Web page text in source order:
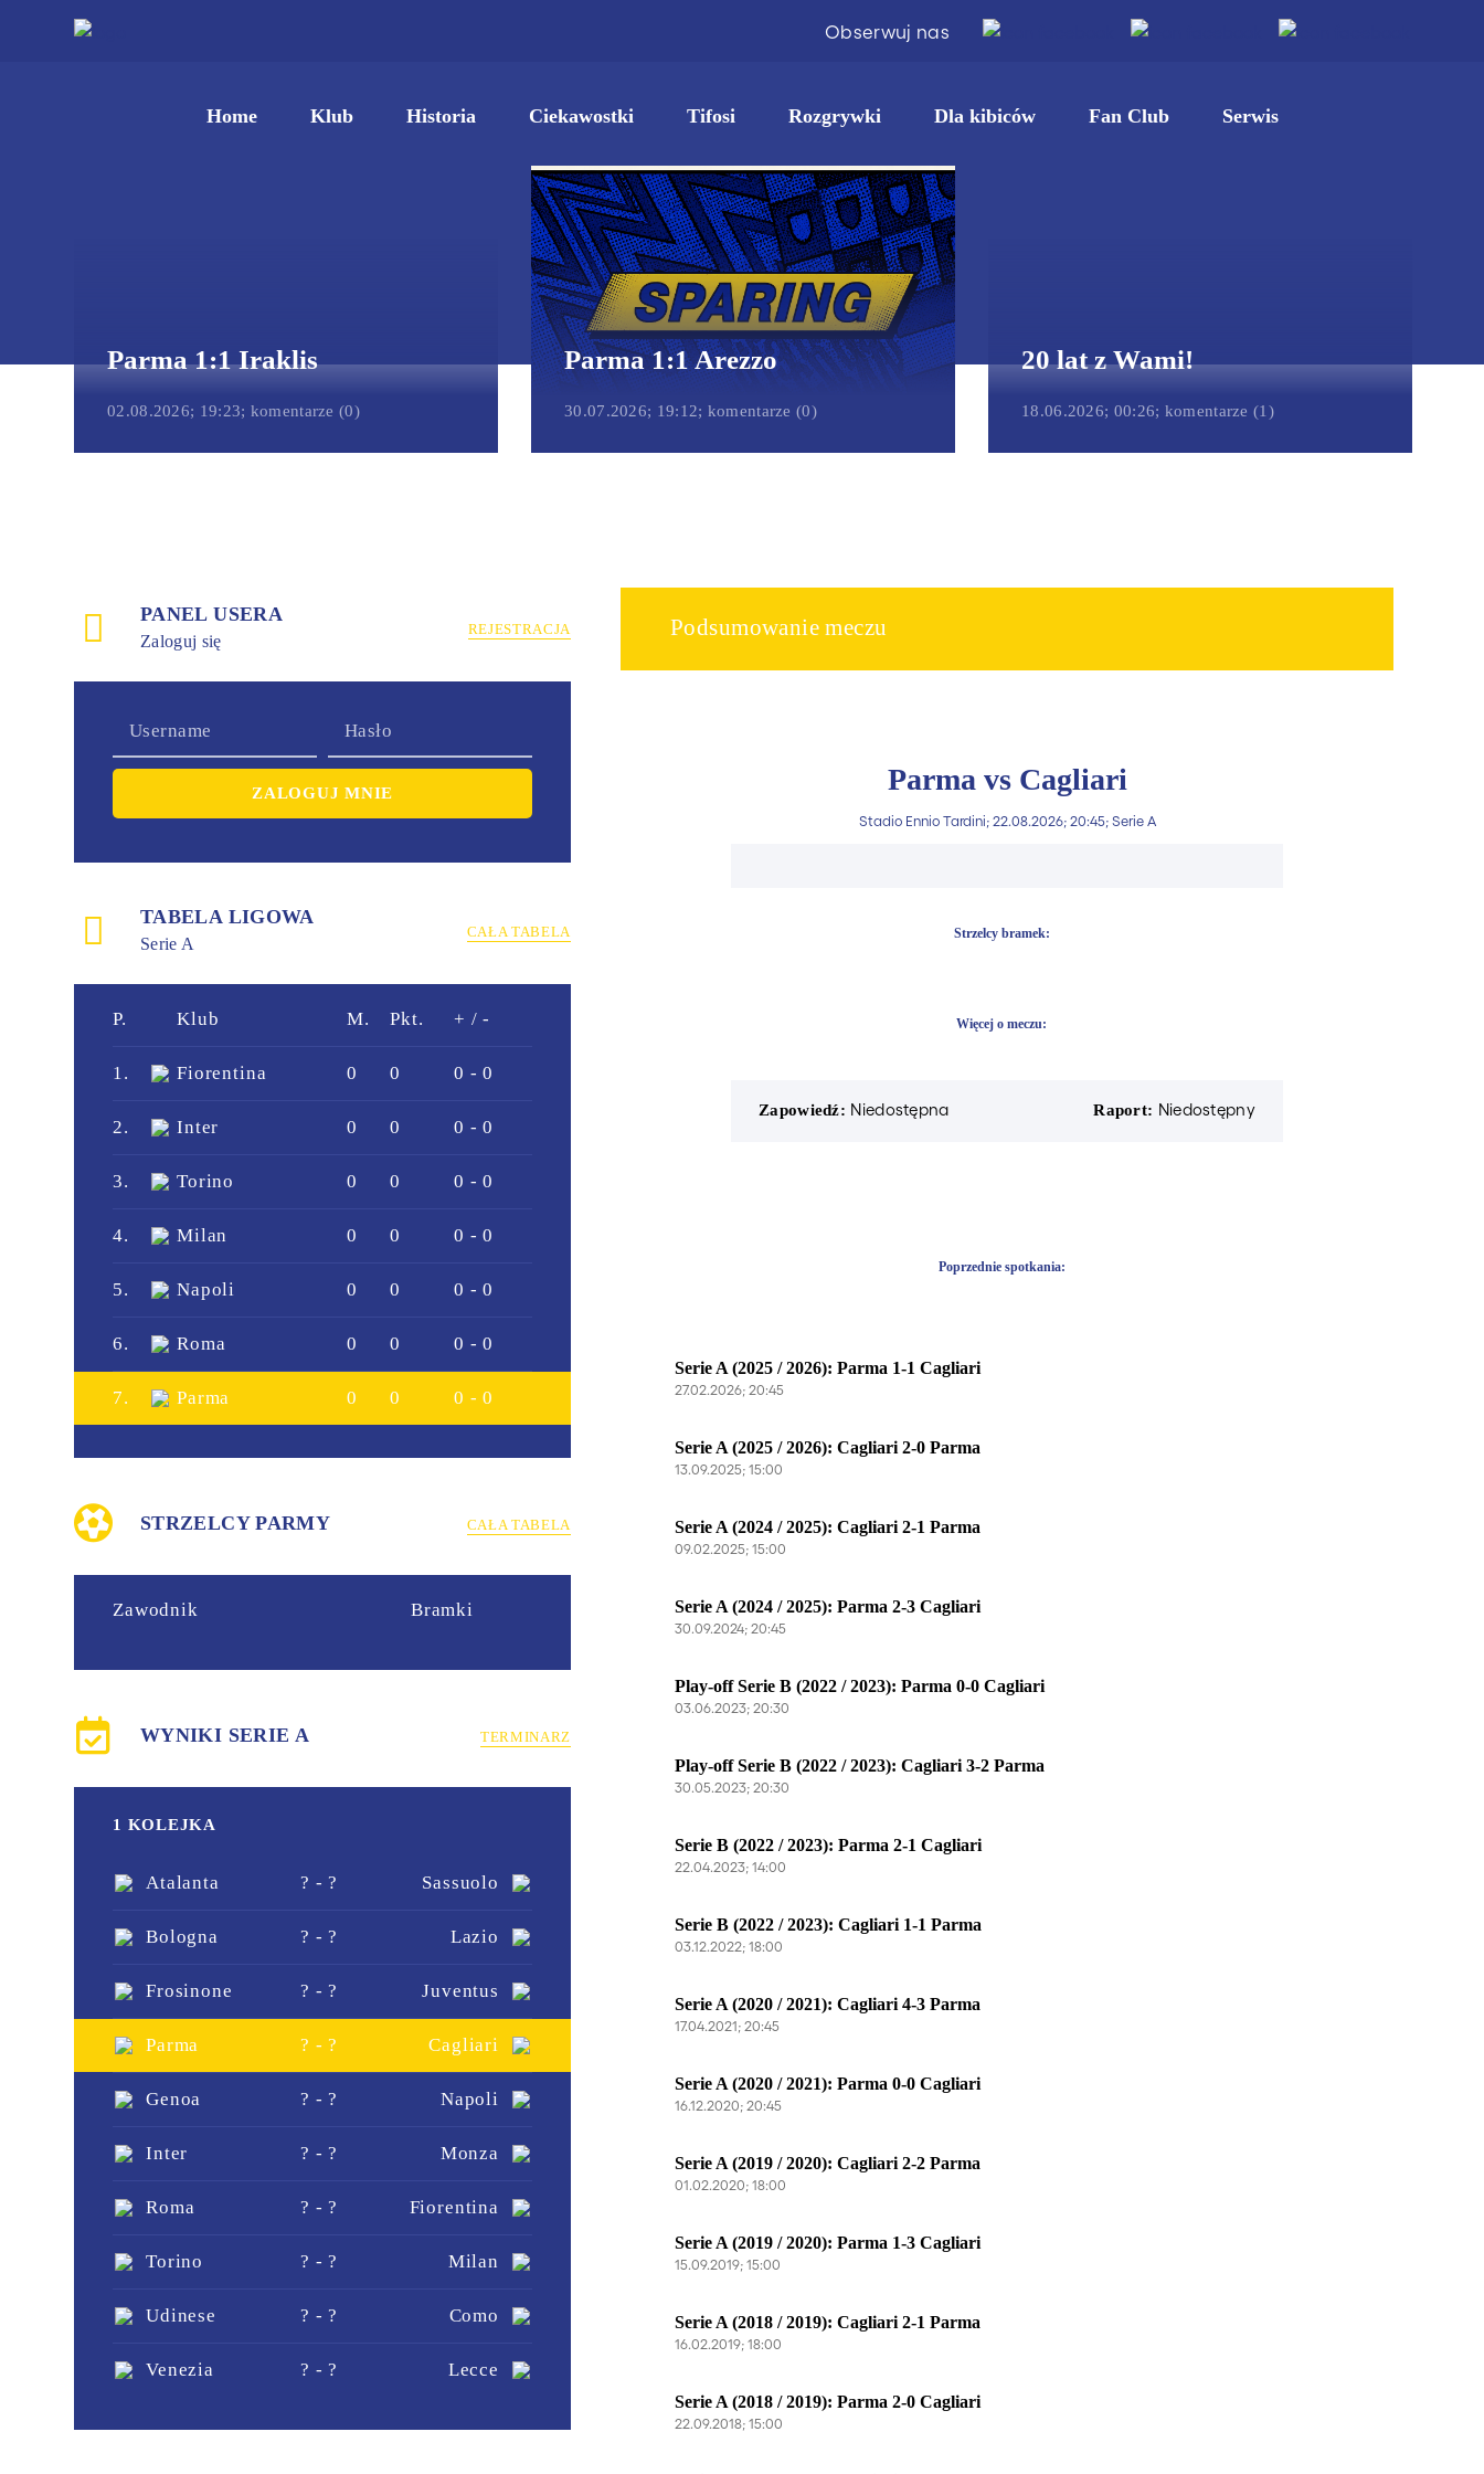
Obserwuj nas
Home Klub Historia Ciekawostki Tifosi Rozgrywki Dla kibiców Fan Club Serwis
Parma 1:1 Iraklis
02.08.2026; 19:23; komentarze (0)
Parma 1:1 Arezzo
30.07.2026; 19:12; komentarze (0)
20 lat z Wami!
18.06.2026; 00:26; komentarze (1)
PANEL USERA
Zaloguj się
REJESTRACJA
TABELA LIGOWA
Serie A
CAŁA TABELA
P. Klub M. Pkt. + / -
1. Fiorentina 0 0 0 - 0
2. Inter 0 0 0 - 0
3. Torino 0 0 0 - 0
4. Milan 0 0 0 - 0
5. Napoli 0 0 0 - 0
6. Roma 0 0 0 - 0
7. Parma 0 0 0 - 0
STRZELCY PARMY CAŁA TABELA
Zawodnik Bramki
WYNIKI SERIE A TERMINARZ
1 KOLEJKA
Atalanta ? - ? Sassuolo
Bologna ? - ? Lazio
Frosinone ? - ? Juventus
Parma ? - ? Cagliari
Genoa ? - ? Napoli
Inter ? - ? Monza
Roma ? - ? Fiorentina
Torino ? - ? Milan
Udinese ? - ? Como
Venezia ? - ? Lecce
Podsumowanie meczu
Parma vs Cagliari
Stadio Ennio Tardini; 22.08.2026; 20:45; Serie A
Strzelcy bramek:
Więcej o meczu:
Zapowiedź: Niedostępna Raport: Niedostępny
Poprzednie spotkania:
Serie A (2025 / 2026): Parma 1-1 Cagliari
27.02.2026; 20:45
Serie A (2025 / 2026): Cagliari 2-0 Parma
13.09.2025; 15:00
Serie A (2024 / 2025): Cagliari 2-1 Parma
09.02.2025; 15:00
Serie A (2024 / 2025): Parma 2-3 Cagliari
30.09.2024; 20:45
Play-off Serie B (2022 / 2023): Parma 0-0 Cagliari
03.06.2023; 20:30
Play-off Serie B (2022 / 2023): Cagliari 3-2 Parma
30.05.2023; 20:30
Serie B (2022 / 2023): Parma 2-1 Cagliari
22.04.2023; 14:00
Serie B (2022 / 2023): Cagliari 1-1 Parma
03.12.2022; 18:00
Serie A (2020 / 2021): Cagliari 4-3 Parma
17.04.2021; 20:45
Serie A (2020 / 2021): Parma 0-0 Cagliari
16.12.2020; 20:45
Serie A (2019 / 2020): Cagliari 2-2 Parma
01.02.2020; 18:00
Serie A (2019 / 2020): Parma 1-3 Cagliari
15.09.2019; 15:00
Serie A (2018 / 2019): Cagliari 2-1 Parma
16.02.2019; 18:00
Serie A (2018 / 2019): Parma 2-0 Cagliari
22.09.2018; 15:00